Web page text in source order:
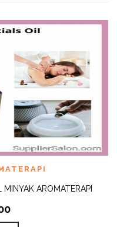
AROMATERAPI